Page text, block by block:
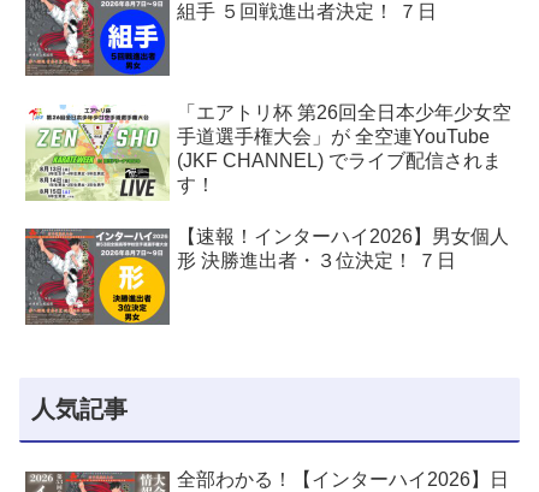
組手 ５回戦進出者決定！ ７日
「エアトリ杯 第26回全日本少年少女空
手道選手権大会」が 全空連YouTube
(JKF CHANNEL) でライブ配信されま
す！
【速報！インターハイ2026】男女個人
形 決勝進出者・３位決定！ ７日
人気記事
全部わかる！【インターハイ2026】日